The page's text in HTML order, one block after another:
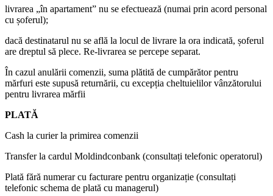
livrarea „în apartament” nu se efectuează (numai prin acord personal
cu șoferul);
dacă destinatarul nu se află la locul de livrare la ora indicată, șoferul
are dreptul să plece. Re-livrarea se percepe separat.
În cazul anulării comenzii, suma plătită de cumpărător pentru
mărfuri este supusă returnării, cu excepția cheltuielilor vânzătorului
pentru livrarea mărfii
PLATĂ
Cash la curier la primirea comenzii
Transfer la cardul Moldindconbank (consultați telefonic operatorul)
Plată fără numerar cu facturare pentru organizație (consultați
telefonic schema de plată cu managerul)